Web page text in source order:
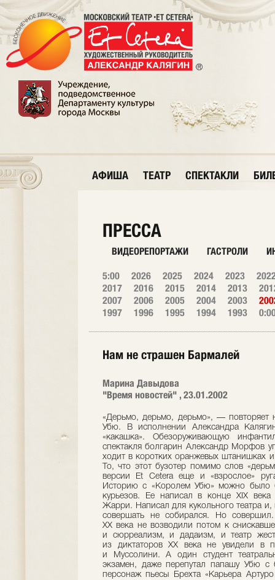
АФИША ТЕАТР СПЕКТАКЛИ
ПРЕССА
ВИДЕОРЕПОРТАЖИ ГАСТРОЛИ
5:00 2026 2025 2024 2023
2017
2016 2015 2014 2013
2007
2006 2005 2004 2003
1997
1996 1995 1994 1993
Нам не страшен Бармалей
Марина Давыдова
"Время новостей" , 23.01.2002
«Дерьмо, дерьмо, дерьмо», — повторяет
Убю. В исполнении Александра
«какашка». Обезоруживающую
спектакля болгарин Александр Морфов
ходит в коротких оранжевых штанишках и
То, что этот бузотер помимо слов
версии Et Cetera еще и «взрослое»
Историю с «Королем Убю» можно было
курьезов. Ее написал в конце XIX века
Жарри. Написал для кукольного театра
совершать не собирался. Но
ХХ века не возводили потом к
и сюрреализм, и дадаизм, и театр
из диктаторов ХХ века не увидели
и Муссолини. А один студент
экзамен, даже перепутал папашу Убю
персонаж пьесы Брехта «Карьера